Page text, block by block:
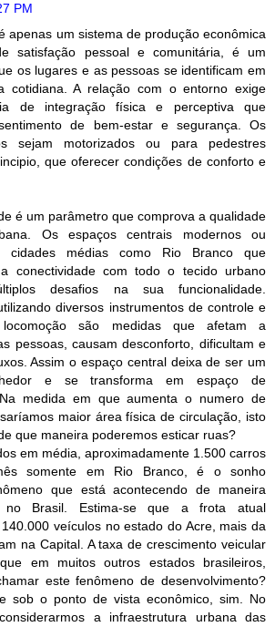
PM
apenas um sistema de produção econômica
satisfação pessoal e comunitária, é um
os lugares e as pessoas se identificam em
cotidiana. A relação com o entorno exige
de integração física e perceptiva que
de bem-estar e segurança. Os
sejam motorizados ou para pedestres
que oferecer condições de conforto e
é um parâmetro que comprova a qualidade
Os espaços centrais modernos ou
cidades médias como Rio Branco que
conectividade com todo o tecido urbano
desafios na sua funcionalidade.
diversos instrumentos de controle e
são medidas que afetam a
pessoas, causam desconforto, dificultam e
Assim o espaço central deixa de ser um
e se transforma em espaço de
medida em que aumenta o numero de
maior área física de circulação, isto
que maneira poderemos esticar ruas?
em média, aproximadamente 1.500 carros
somente em Rio Branco, é o sonho
que está acontecendo de maneira
no Brasil. Estima-se que a frota atual
veículos no estado do Acre, mais da
na Capital. A taxa de crescimento veicular
em muitos outros estados brasileiros,
este fenômeno de desenvolvimento?
sob o ponto de vista econômico, sim. No
a infraestrutura urbana das